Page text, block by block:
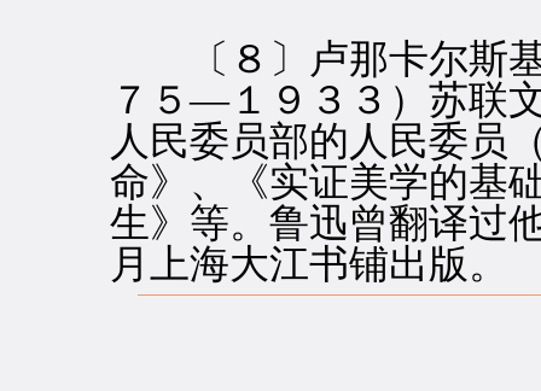
〔８〕卢那卡尔斯基
７５—１９３３）苏联
人民委员部的人民委员
命》、《实证美学的基
生》等。鲁迅曾翻译过
月上海大江书铺出版。